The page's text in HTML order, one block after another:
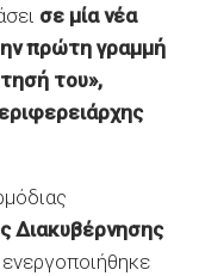
σε μία νέα
πρώτη γραμμή
του»,
Διακυβέρνησης